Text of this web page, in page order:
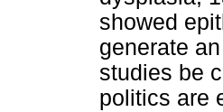
showed
generate
studies be
politics are